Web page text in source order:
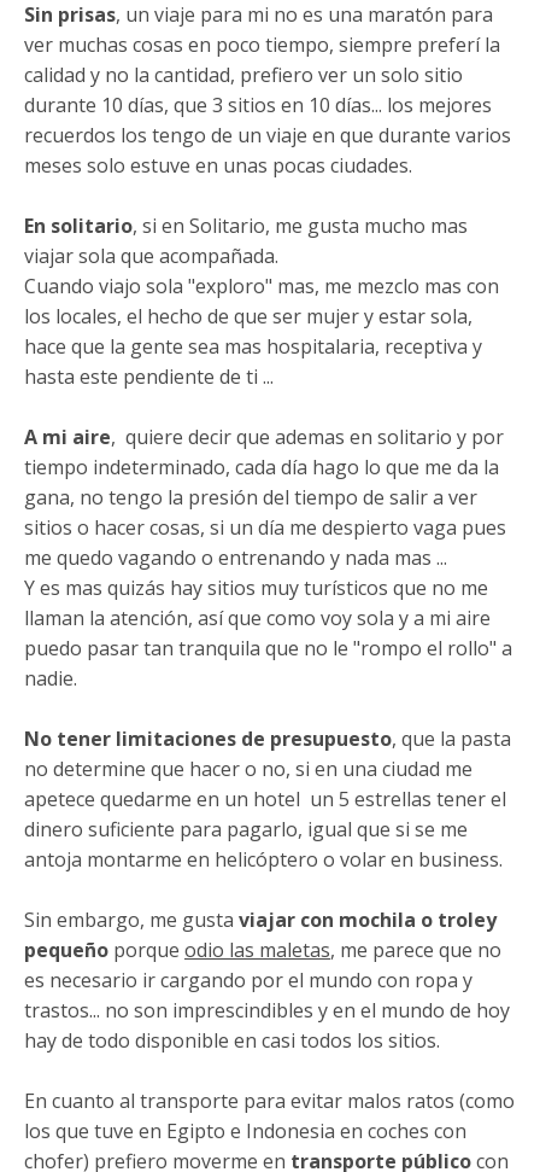
Sin prisas, un viaje para mi no es una maratón para
ver muchas cosas en poco tiempo, siempre preferí la
calidad y no la cantidad, prefiero ver un solo sitio
durante 10 días, que 3 sitios en 10 días... los mejores
recuerdos los tengo de un viaje en que durante varios
meses solo estuve en unas pocas ciudades.
En solitario, si en Solitario, me gusta mucho mas
viajar sola que acompañada.
Cuando viajo sola "exploro" mas, me mezclo mas con
los locales, el hecho de que ser mujer y estar sola,
hace que la gente sea mas hospitalaria, receptiva y
hasta este pendiente de ti ...
A mi aire, quiere decir que ademas en solitario y por
tiempo indeterminado, cada día hago lo que me da la
gana, no tengo la presión del tiempo de salir a ver
sitios o hacer cosas, si un día me despierto vaga pues
me quedo vagando o entrenando y nada mas ...
Y es mas quizás hay sitios muy turísticos que no me
llaman la atención, así que como voy sola y a mi aire
puedo pasar tan tranquila que no le "rompo el rollo" a
nadie.
No tener limitaciones de presupuesto, que la pasta
no determine que hacer o no, si en una ciudad me
apetece quedarme en un hotel un 5 estrellas tener el
dinero suficiente para pagarlo, igual que si se me
antoja montarme en helicóptero o volar en business.
Sin embargo, me gusta viajar con mochila o troley
pequeño porque odio las maletas, me parece que no
es necesario ir cargando por el mundo con ropa y
trastos... no son imprescindibles y en el mundo de hoy
hay de todo disponible en casi todos los sitios.
En cuanto al transporte para evitar malos ratos (como
los que tuve en Egipto e Indonesia en coches con
chofer) prefiero moverme en transporte públicocon